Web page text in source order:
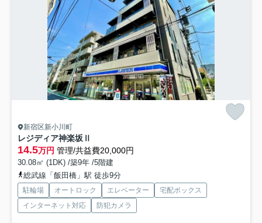
新宿区新小川町
レジディア神楽坂Ⅱ
14.5万円 管理/共益費20,000円
30.08㎡ (1DK) /築9年 /5階建
総武線「飯田橋」駅 徒歩9分
駐輪場 オートロック エレベーター
宅配ボックス
インターネット対応
防犯カメラ